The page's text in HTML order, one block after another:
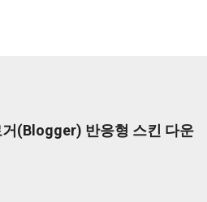
(Blogger) 반응형 스킨 다운